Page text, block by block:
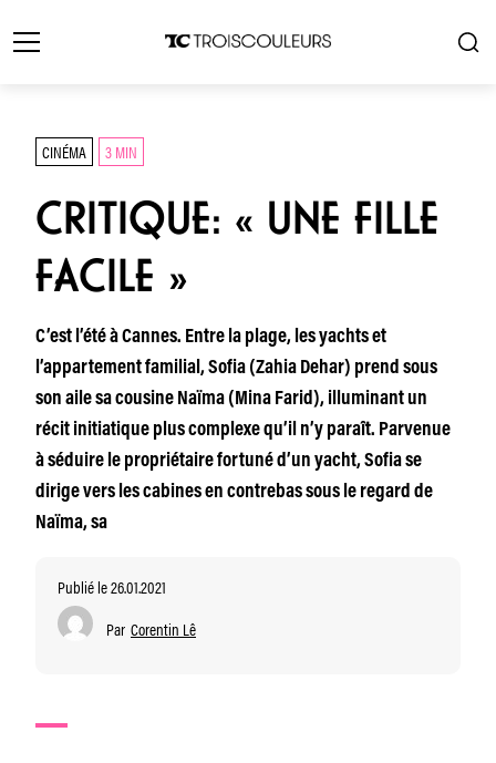
CINÉMA 3 MIN
CRITIQUE: « UNE FILLE
FACILE »
C’est l’été à Cannes. Entre la plage, les yachts et
l’appartement familial, Sofia (Zahia Dehar) prend sous
son aile sa cousine Naïma (Mina Farid), illuminant un
récit initiatique plus complexe qu’il n’y paraît. Parvenue
à séduire le propriétaire fortuné d’un yacht, Sofia se
dirige vers les cabines en contrebas sous le regard de
Naïma, sa
Publié le 26.01.2021
Par Corentin Lê